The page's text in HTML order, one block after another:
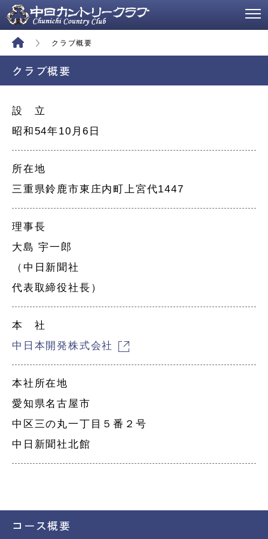
クラブ概要
クラブ概要
設 立
昭和54年10月6日
所在地
三重県鈴鹿市東庄内町上宮代1447
理事長
大島 宇一郎
（中日新聞社
代表取締役社長）
本 社
中日本開発株式会社
本社所在地
愛知県名古屋市
中区三の丸一丁目５番２号
中日新聞社北館
コース概要